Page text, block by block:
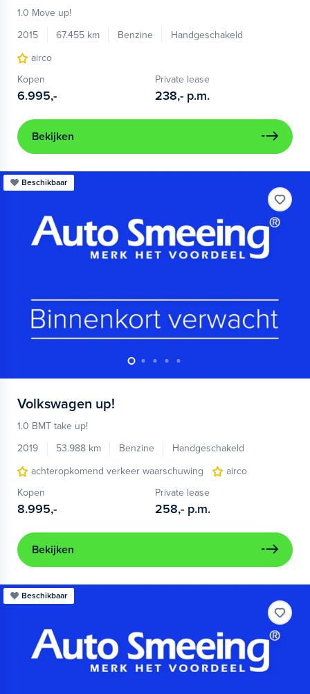
1.0 Move up!
2015
67.455 km Benzine
Handgeschakeld
airco
Kopen
6.995,-
Private lease
238,- p.m.
Bekijken
Beschikbaar
Volkswagen up!
1.0 BMT take up!
2019
53.988 km Benzine
Handgeschakeld
achteropkomend verkeer waarschuwing
airco
Kopen
8.995,-
Private lease
258,- p.m.
Bekijken
Beschikbaar